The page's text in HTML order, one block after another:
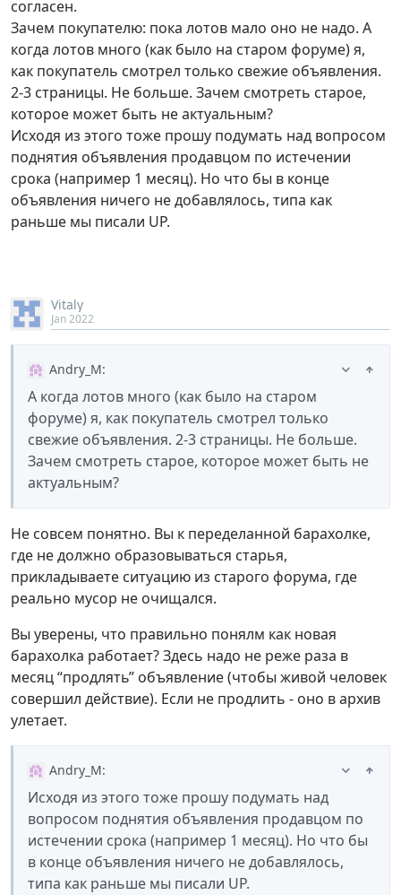
согласен.
Зачем покупателю: пока лотов мало оно не надо. А
когда лотов много (как было на старом форуме) я,
как покупатель смотрел только свежие объявления.
2-3 страницы. Не больше. Зачем смотреть старое,
которое может быть не актуальным?
Исходя из этого тоже прошу подумать над вопросом
поднятия объявления продавцом по истечении
срока (например 1 месяц). Но что бы в конце
объявления ничего не добавлялось, типа как
раньше мы писали UP.
Vitaly
Jan 2022
Andry_M:
А когда лотов много (как было на старом
форуме) я, как покупатель смотрел только
свежие объявления. 2-3 страницы. Не больше.
Зачем смотреть старое, которое может быть не
актуальным?
Не совсем понятно. Вы к переделанной барахолке,
где не должно образовываться старья,
прикладываете ситуацию из старого форума, где
реально мусор не очищался.
Вы уверены, что правильно понялм как новая
барахолка работает? Здесь надо не реже раза в
месяц “продлять” объявление (чтобы живой человек
совершил действие). Если не продлить - оно в архив
улетает.
Andry_M:
Исходя из этого тоже прошу подумать над
вопросом поднятия объявления продавцом по
истечении срока (например 1 месяц). Но что бы
в конце объявления ничего не добавлялось,
типа как раньше мы писали UP.